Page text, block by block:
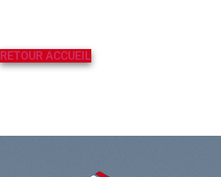
RETOUR ACCUEIL